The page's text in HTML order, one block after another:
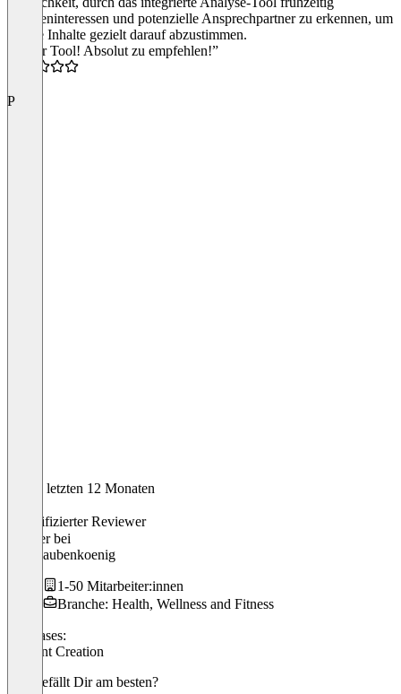
Themeninteressen und potenzielle Ansprechpartner zu erkennen, um
unsere Inhalte gezielt darauf abzustimmen.
“Super Tool! Absolut zu empfehlen!”
P
In den letzten 12 Monaten
Verifizierter Reviewer
Inhaberbei
Der Haubenkoenig
1-50 Mitarbeiter:innen
Branche: Health, Wellness and Fitness
Use cases:
Content Creation
Was gefällt Dir am besten?